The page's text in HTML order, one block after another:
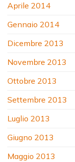
Aprile 2014
Gennaio 2014
Dicembre 2013
Novembre 2013
Ottobre 2013
Settembre 2013
Luglio 2013
Giugno 2013
Maggio 2013